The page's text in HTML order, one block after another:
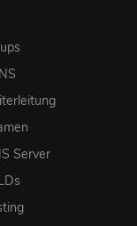
Server